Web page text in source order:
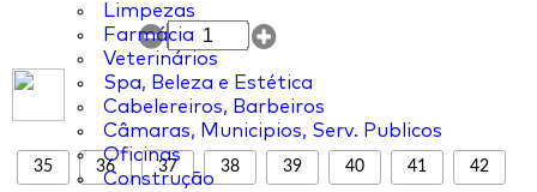
Limpezas
Farmácia
Veterinários
Spa, Beleza e Estética
Cabelereiros, Barbeiros
Câmaras, Municipios, Serv. Publicos
Oficinas
Construção
35 36 37 38 39 40 41 42